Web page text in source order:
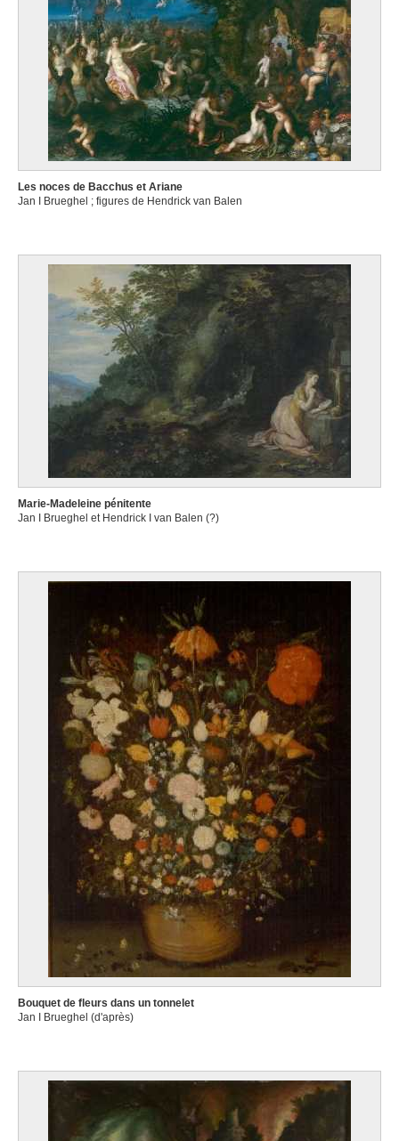
Les noces de Bacchus et Ariane
Jan I Brueghel ; figures de Hendrick van Balen
Marie-Madeleine pénitente
Jan I Brueghel et Hendrick I van Balen (?)
Bouquet de fleurs dans un tonnelet
Jan I Brueghel (d'après)